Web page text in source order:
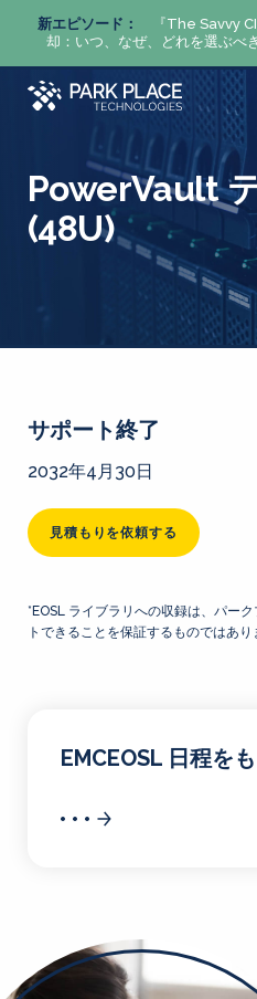
新エピソード：
『The Savvy
却：いつ、なぜ、どれを選ぶべ
PowerVault
(48U)
サポート終了
2032年4月30日
見積もりを依頼する
*EOSL ライブラリへの収録は、パー
トできることを保証するものではあり
EMCEOSL 日程を